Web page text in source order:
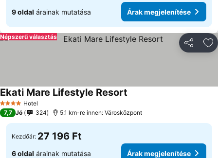
9 oldal árainak mutatása Árak megjelenítése
Népszerű választás
4 KategóriaHotel
Ekati Mare Lifestyle Resort
7,7 Jó 324 5.1 km-re innen: Városközpont
Kezdőár: 27 196 Ft
6 oldal árainak mutatása Árak megjelenítése